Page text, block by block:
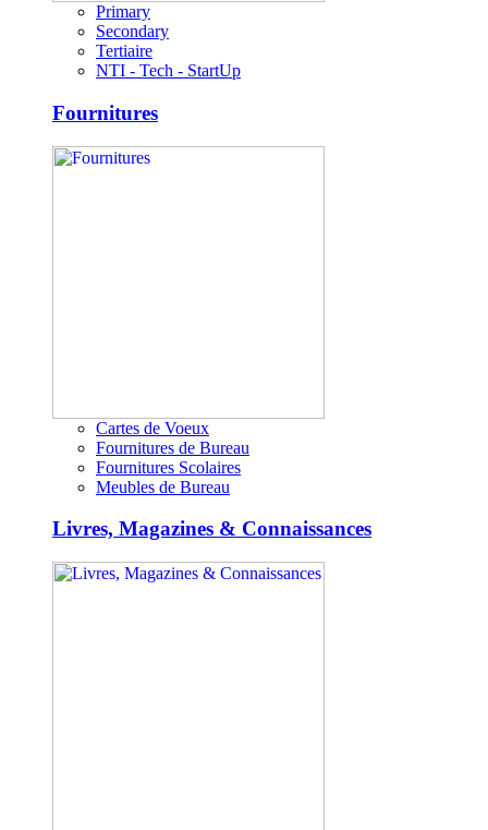
Primary
Secondary
Tertiaire
NTI - Tech - StartUp
Fournitures
Cartes de Voeux
Fournitures de Bureau
Fournitures Scolaires
Meubles de Bureau
Livres, Magazines & Connaissances